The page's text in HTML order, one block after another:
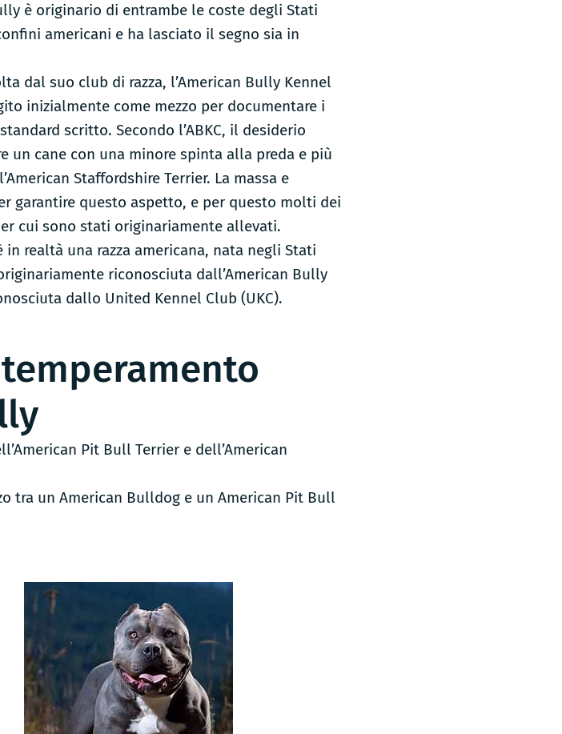
è originario di entrambe le coste degli Stati
americani e ha lasciato il segno sia in
dal suo club di razza, l’American Bully Kennel
inizialmente come mezzo per documentare i
scritto. Secondo l’ABKC, il desiderio
un cane con una minore spinta alla preda e più
Staffordshire Terrier. La massa e
garantire questo aspetto, e per questo molti dei
cui sono stati originariamente allevati.
realtà una razza americana, nata negli Stati
riconosciuta dall’American Bully
dallo United Kennel Club (UKC).
Pit Bull Terrier e dell’American
tra un American Bulldog e un American Pit Bull